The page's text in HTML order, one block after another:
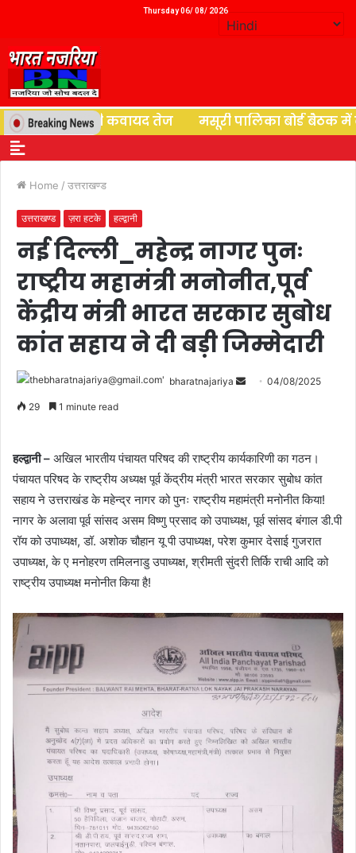
Thursday 06/ 08/ 2026
की कवायद तेज मसूरी पालिका बोर्ड बैठक में बवाल,
Home / उत्तराखण्ड
उत्तराखण्ड ज़रा हटके हल्द्वानी
नई दिल्ली_महेन्द्र नागर पुनः
राष्ट्रीय महामंत्री मनोनीत,पूर्व
केंद्रीय मंत्री भारत सरकार सुबोध
कांत सहाय ने दी बड़ी जिम्मेदारी
bharatnajariya 04/08/2025
29 1 minute read
हल्द्वानी – अखिल भारतीय पंचायत परिषद की राष्ट्रीय कार्यकारिणी का गठन।
पंचायत परिषद के राष्ट्रीय अध्यक्ष पूर्व केंद्रीय मंत्री भारत सरकार सुबोध कांत
सहाय ने उत्तराखंड के महेन्द्र नागर को पुनः राष्ट्रीय महामंत्री मनोनीत किया!
नागर के अलावा पूर्व सांसद असम विष्णु प्रसाद को उपाध्यक्ष, पूर्व सांसद बंगाल डी.पी
रॉय को उपाध्यक्ष, डॉ. अशोक चौहान यू पी उपाध्यक्ष, परेश कुमार देसाई गुजरात
उपाध्यक्ष, के ए मनोहरण तमिलनाडु उपाध्यक्ष, श्रीमती सुंदरी तिर्कि राची आदि को
राष्ट्रीय उपाध्यक्ष मनोनीत किया है!